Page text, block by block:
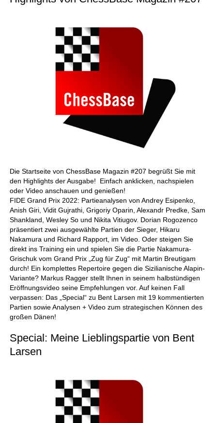
Die Startseite von ChessBase Magazin #207 begrüßt Sie mit
den Highlights der Ausgabe! Einfach anklicken, nachspielen
oder Video anschauen und genießen!
FIDE Grand Prix 2022: Partieanalysen von Andrey Esipenko,
Anish Giri, Vidit Gujrathi, Grigoriy Oparin, Alexandr Predke, Sam
Shankland, Wesley So und Nikita Vitiugov. Dorian Rogozenco
präsentiert zwei ausgewählte Partien der Sieger, Hikaru
Nakamura und Richard Rapport, im Video. Oder steigen Sie
direkt ins Training ein und spielen Sie die Partie Nakamura-
Grischuk vom Grand Prix „Zug für Zug“ mit Martin Breutigam
durch! Ein komplettes Repertoire gegen die Sizilianische Alapin-
Variante? Markus Ragger stellt Ihnen in seinem halbstündigen
Eröffnungsvideo seine Empfehlungen vor. Auf keinen Fall
verpassen: Das „Special“ zu Bent Larsen mit 19 kommentierten
Partien sowie Analysen + Video zum strategischen Können des
großen Dänen!
Special: Meine Lieblingspartie von Bent
Larsen